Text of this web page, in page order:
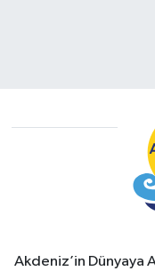
Akdeniz’in Dünyaya